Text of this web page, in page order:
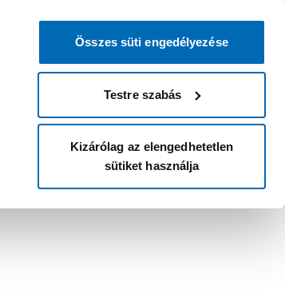
Összes süti engedélyezése
Testre szabás
Kizárólag az elengedhetetlen
sütiket használja